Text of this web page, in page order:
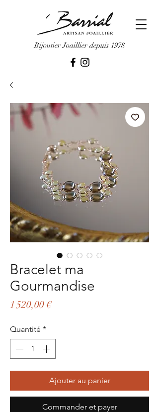
Bijoutier Joaillier depuis 1978
Bracelet ma
Gourmandise
1 520,00 €Prix
Quantité *
Ajouter au panier
Commander et payer